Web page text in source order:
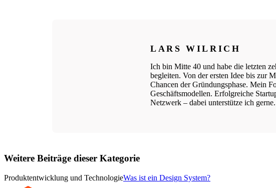
LARS WILRICH
Ich bin Mitte 40 und habe die letzten
begleiten. Von der ersten Idee bis zur
Chancen der Gründungsphase. Mein
Geschäftsmodellen. Erfolgreiche
Netzwerk – dabei unterstütze ich gerne.
Weitere Beiträge dieser Kategorie
Produktentwicklung und TechnologieWas ist ein Design System?